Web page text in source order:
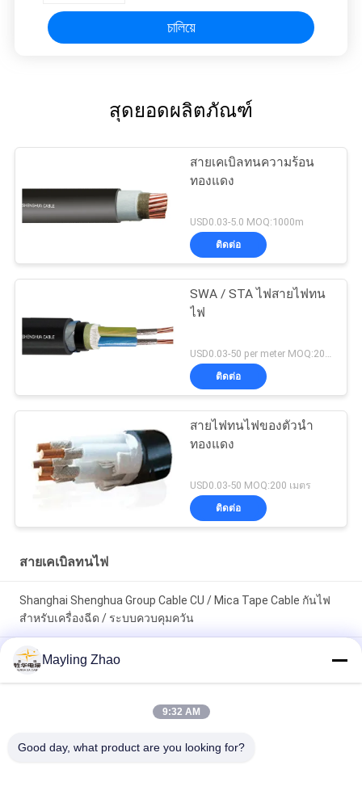
চালিয়ে
สุดยอดผลิตภัณฑ์
สายเคเบิลทนความร้อน
ทองแดง
USD0.03-5.0 MOQ:1000m
ติดต่อ
SWA / STA ไฟสายไฟทน
ไฟ
ติดต่อ
สายไฟทนไฟของตัวนำ
ทองแดง
USD0.03-50 MOQ:200 เมตร
ติดต่อ
สายเคเบิลทนไฟ
Shanghai Shenghua Group Cable CU / Mica Tape Cable กันไฟ
สําหรับเครื่องฉีด / ระบบควบคุมควัน
สายไฟฟ้าของกลุ่ม Shenghua NYY NYCY สายไฟฟ้ากันไฟสําหรับ
อาคาร / โครงการไฟฟ้าบ้าน
สายเคเบิลทนความร้อน 4 แกน FRC ของ Shanghai Shenghua
Mayling Zhao
9:32 AM
Good day, what product are you looking for?